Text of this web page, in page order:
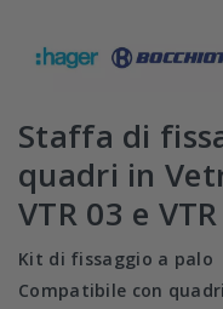
Staffa di
quadri in
VTR 03 e
Kit di fissaggio a palo
Compatibile con